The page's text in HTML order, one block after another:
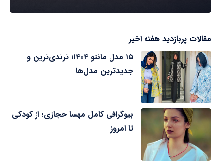
مقالات پربازدید هفته اخیر
۱۵ مدل مانتو ۱۴۰۴؛ ترندی‌ترین و
جدیدترین مدل‌ها
بیوگرافی کامل مهسا حجازی؛ از کودکی
تا امروز